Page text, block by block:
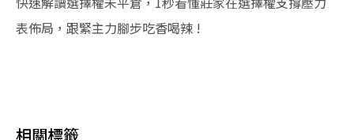
表佈局，跟緊主力腳步吃香喝辣 !
相關標籤